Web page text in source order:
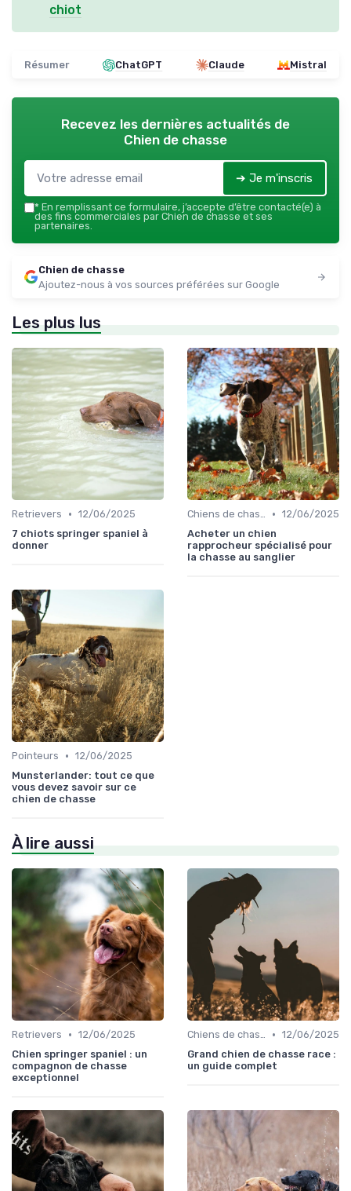
chiot
Résumer ChatGPT Claude Mistral
Recevez les dernières actualités de
Chien de chasse
➔ Je m'inscris
* En remplissant ce formulaire, j’accepte d’être contacté(e) à
des fins commerciales par Chien de chasse et ses
partenaires.
Chien de chasse
Ajoutez-nous à vos sources préférées sur Google
Les plus lus
Retrievers • 12/06/2025
7 chiots springer spaniel à
donner
Chiens de chasse au sanglier • 12/06/2025
Acheter un chien
rapprocheur spécialisé pour
la chasse au sanglier
Pointeurs • 12/06/2025
Munsterlander: tout ce que
vous devez savoir sur ce
chien de chasse
À lire aussi
Retrievers • 12/06/2025
Chien springer spaniel : un
compagnon de chasse
exceptionnel
Chiens de chasse au sanglier • 12/06/2025
Grand chien de chasse race :
un guide complet